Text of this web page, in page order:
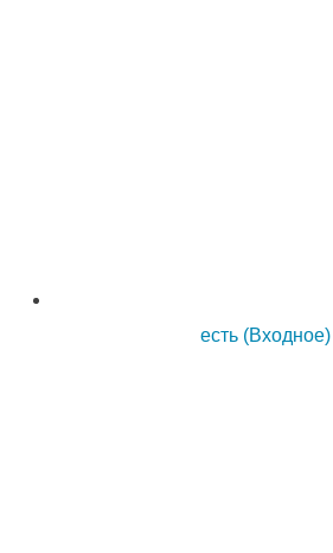
есть (Входное)